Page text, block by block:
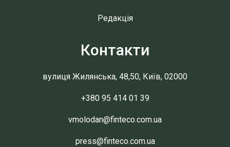
Редакція
Контакти
вулиця Жилянська, 48,50, Київ, 02000
+380 95 414 01 39
vmolodan@finteco.com.ua
press@finteco.com.ua